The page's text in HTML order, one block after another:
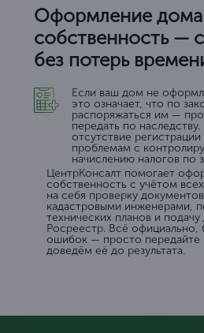
Оформление дома
собственность —
без потерь
Если ваш дом не
это означает, что по
распоряжаться им —
передать по
отсутствие
проблемам с
начислению налогов по
ЦентрКонсалт помогает
собственность с учётом
на себя проверку
кадастровыми инженерами,
технических планов и
Росреестр. Всё официально,
ошибок — просто передайте
доведём её до результата.